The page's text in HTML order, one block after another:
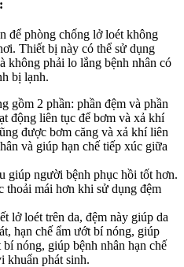
để phòng chống lở loét không
Thiết bị này có thể sử dụng
không phải lo lắng bệnh nhân có
bị lạnh.
gồm 2 phần: phần đệm và phần
động liên tục để bơm và xả khí
được bơm căng và xả khí liên
và giúp hạn chế tiếp xúc giữa
giúp người bệnh phục hồi tốt hơn.
thoải mái hơn khi sử dụng đệm
lở loét trên da, đệm này giúp da
hạn chế ẩm ướt bí nóng, giúp
nóng, giúp bệnh nhân hạn chế
khuẩn phát sinh.